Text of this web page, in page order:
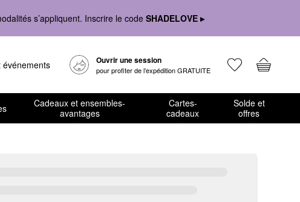
s’appliquent. Inscrire le code SHADELOVE ▸
événements Ouvrir une session
pour profiter de l’expédition GRATUITE
Cadeaux et ensembles-
avantages
Cartes-
cadeaux
Solde et
offres